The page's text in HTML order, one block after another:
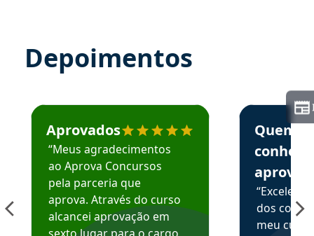
Depoimentos
Estudante José recomenda o Aprova Concursos em
Aprovados
“Meus agradecimentos
ao Aprova Concursos
pela parceria que
aprova. Através do curso
alcancei aprovação em
Estudante
Quem
aprova
dos
meu